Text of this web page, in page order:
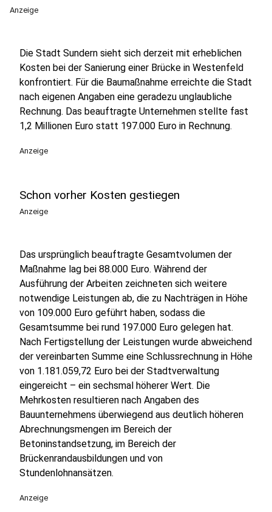
Anzeige
Die Stadt Sundern sieht sich derzeit mit erheblichen
Kosten bei der Sanierung einer Brücke in Westenfeld
konfrontiert. Für die Baumaßnahme erreichte die Stadt
nach eigenen Angaben eine geradezu unglaubliche
Rechnung. Das beauftragte Unternehmen stellte fast
1,2 Millionen Euro statt 197.000 Euro in Rechnung.
Anzeige
Schon vorher Kosten gestiegen
Anzeige
Das ursprünglich beauftragte Gesamtvolumen der
Maßnahme lag bei 88.000 Euro. Während der
Ausführung der Arbeiten zeichneten sich weitere
notwendige Leistungen ab, die zu Nachträgen in Höhe
von 109.000 Euro geführt haben, sodass die
Gesamtsumme bei rund 197.000 Euro gelegen hat.
Nach Fertigstellung der Leistungen wurde abweichend
der vereinbarten Summe eine Schlussrechnung in Höhe
von 1.181.059,72 Euro bei der Stadtverwaltung
eingereicht – ein sechsmal höherer Wert. Die
Mehrkosten resultieren nach Angaben des
Bauunternehmens überwiegend aus deutlich höheren
Abrechnungsmengen im Bereich der
Betoninstandsetzung, im Bereich der
Brückenrandausbildungen und von
Stundenlohnansätzen.
Anzeige